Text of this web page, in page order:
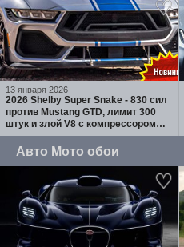
13 января 2026
2026 Shelby Super Snake - 830 сил
против Mustang GTD, лимит 300
штук и злой V8 с компрессором
Whipple
Авто Мото обои